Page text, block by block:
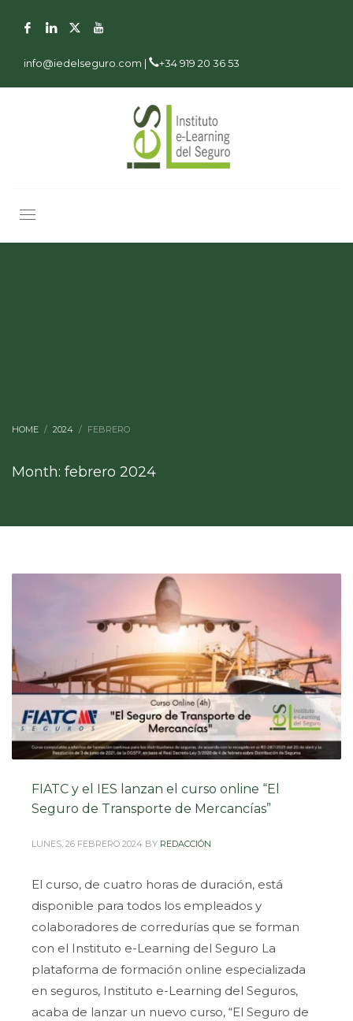
info@iedelseguro.com | +34 919 20 36 53
HOME 2024 FEBRERO
Month: febrero 2024
FIATC y el IES lanzan el curso online “El
Seguro de Transporte de Mercancías”
LUNES, 26 FEBRERO 2024 BY REDACCIÓN
El curso, de cuatro horas de duración, está
disponible para todos los empleados y
colaboradores de corredurías que se forman
con el Instituto e-Learning del Seguro La
plataforma de formación online especializada
en seguros, Instituto e-Learning del Seguros,
acaba de lanzar un nuevo curso, “El Seguro de